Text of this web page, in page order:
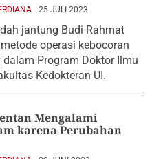
25 JULI 2023
jantung Budi Rahmat
operasi kebocoran
Program Doktor Ilmu
Kedokteran UI.
Mengalami
karena Perubahan